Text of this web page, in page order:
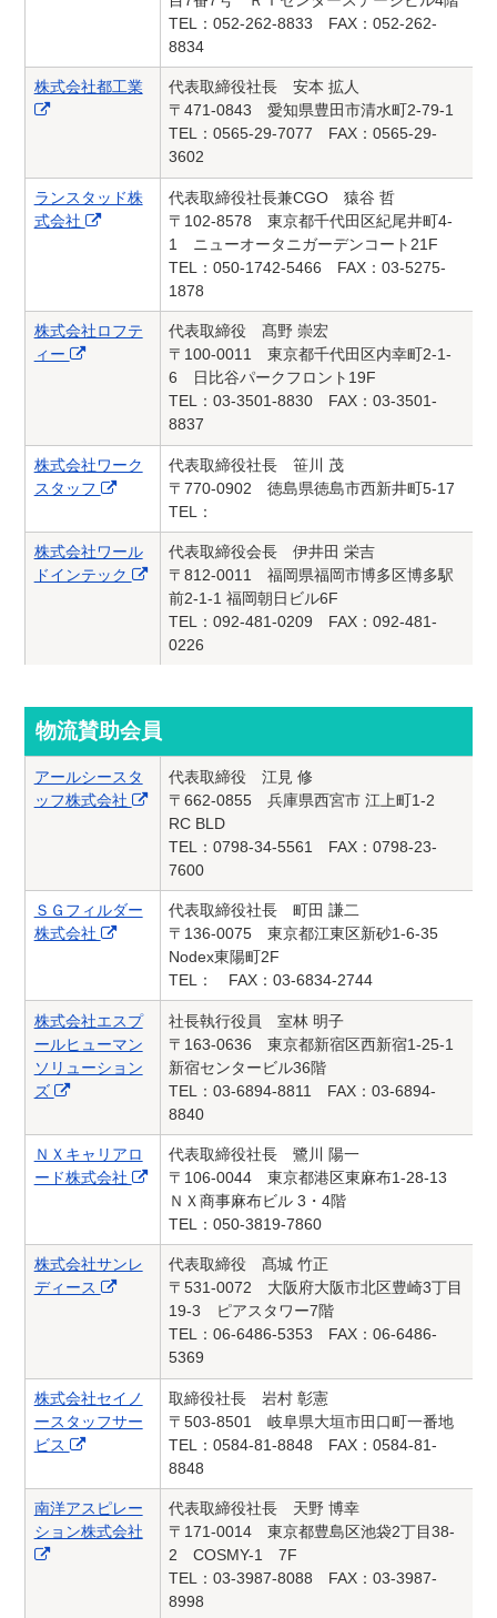
TEL：052-262-8833 FAX：052-262-
8834
株式会社都工業
代表取締役社長 安本 拡人
〒471-0843 愛知県豊田市清水町2-79-1
TEL：0565-29-7077 FAX：0565-29-
3602
ランスタッド株
式会社
代表取締役社長兼CGO 猿谷 哲
〒102-8578 東京都千代田区紀尾井町4-
1 ニューオータニガーデンコート21F
TEL：050-1742-5466 FAX：03-5275-
1878
株式会社ロフテ
ィー
代表取締役 髙野 崇宏
〒100-0011 東京都千代田区内幸町2-1-
6 日比谷パークフロント19F
TEL：03-3501-8830 FAX：03-3501-
8837
株式会社ワーク
スタッフ
代表取締役社長 笹川 茂
〒770-0902 徳島県徳島市西新井町5-17
TEL：
株式会社ワール
ドインテック
代表取締役会長 伊井田 栄吉
〒812-0011 福岡県福岡市博多区博多駅
前2-1-1 福岡朝日ビル6F
TEL：092-481-0209 FAX：092-481-
0226
物流賛助会員
アールシースタ
ッフ株式会社
代表取締役 江見 修
〒662-0855 兵庫県西宮市 江上町1-2
RC BLD
TEL：0798-34-5561 FAX：0798-23-
7600
ＳＧフィルダー
株式会社
代表取締役社長 町田 謙二
〒136-0075 東京都江東区新砂1-6-35
Nodex東陽町2F
TEL： FAX：03-6834-2744
株式会社エスプ
ールヒューマン
ソリューション
ズ
社長執行役員 室林 明子
〒163-0636 東京都新宿区西新宿1-25-1
新宿センタービル36階
TEL：03-6894-8811 FAX：03-6894-
8840
ＮＸキャリアロ
ード株式会社
代表取締役社長 鷺川 陽一
〒106-0044 東京都港区東麻布1-28-13
ＮＸ商事麻布ビル 3・4階
TEL：050-3819-7860
株式会社サンレ
ディース
代表取締役 髙城 竹正
〒531-0072 大阪府大阪市北区豊崎3丁目
19-3 ピアスタワー7階
TEL：06-6486-5353 FAX：06-6486-
5369
株式会社セイノ
ースタッフサー
ビス
取締役社長 岩村 彰憲
〒503-8501 岐阜県大垣市田口町一番地
TEL：0584-81-8848 FAX：0584-81-
8848
南洋アスピレー
ション株式会社
代表取締役社長 天野 博幸
〒171-0014 東京都豊島区池袋2丁目38-
2 COSMY-1 7F
TEL：03-3987-8088 FAX：03-3987-
8998